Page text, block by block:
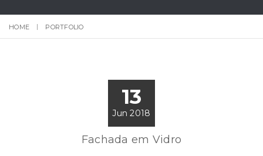
HOME PORTFOLIO
13
Jun 2018
Fachada em Vidro